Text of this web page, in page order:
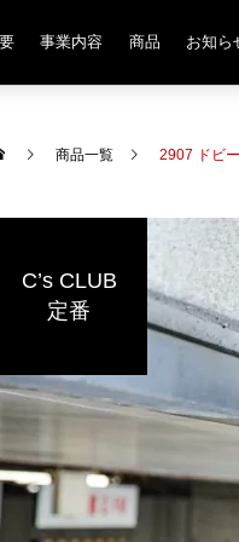
事業内容 商品 お知ら
商品一覧 2907 ドビ
C’s CLUB
定番